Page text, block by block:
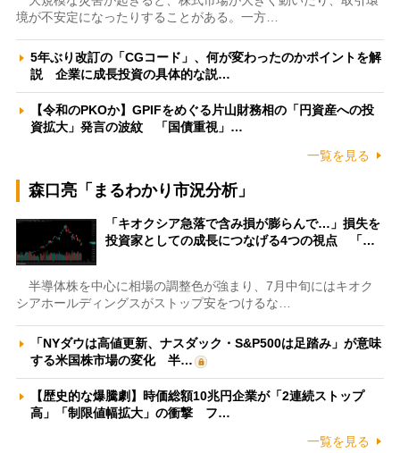
境が不安定になったりすることがある。一方…
5年ぶり改訂の「CGコード」、何が変わったのかポイントを解
説 企業に成長投資の具体的な説…
【令和のPKOか】GPIFをめぐる片山財務相の「円資産への投
資拡大」発言の波紋 「国債重視」…
一覧を見る
森口亮「まるわかり市況分析」
「キオクシア急落で含み損が膨らんで…」損失を
投資家としての成長につなげる4つの視点 「…
半導体株を中心に相場の調整色が強まり、7月中旬にはキオク
シアホールディングスがストップ安をつけるな…
「NYダウは高値更新、ナスダック・S&P500は足踏み」が意味
する米国株市場の変化 半…
【歴史的な爆騰劇】時価総額10兆円企業が「2連続ストップ
高」「制限値幅拡大」の衝撃 フ…
一覧を見る